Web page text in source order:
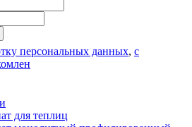
персональных данных, с
для теплиц